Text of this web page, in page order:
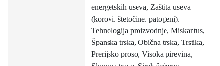
energetskih useva, Zaštita useva
(korovi, štetočine, patogeni),
Tehnologija proizvodnje, Miskantus,
Španska trska, Obična trska, Trstika,
Prerijsko proso, Visoka pirevina,